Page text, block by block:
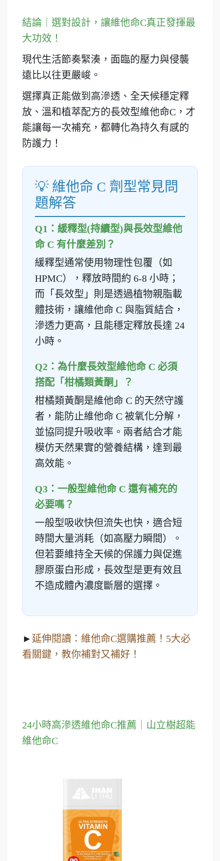
結論｜選對設計，讓維他命C真正發揮最
大功效！
現代生活節奏緊湊，面臨的壓力與侵襲
遠比以往更嚴峻。
選擇真正能做到高滲透、全天候穩定釋
放、溫和植萃配方的長效型維他命C，才
能讓每一次補充，都轉化為持久有感的
防護力！
💡 維他命 C 劑型常見問
題解答
Q1：緩釋型(持續型)與長效型維他
命 C 有什麼差別？
緩釋型通常使用物理性包覆（如
HPMC），釋放時間約 6-8 小時；
而「長效型」則是透過植物親脂載
體技術，讓維他命 C 與脂質結合，
滲透力更高，且能穩定釋放長達 24
小時。
Q2：為什麼長效型維他命 C 必須
搭配「柑橘類黃酮」？
柑橘類黃酮是維他命 C 的天然守護
者，能防止維他命 C 被氧化分解，
並協同提升吸收率。兩者結合才能
模仿天然果實的營養結構，達到最
高效能。
Q3：一般型維他命 C 還有補充的
必要嗎？
一般型吸收快但流失也快，適合短
時間大量消耗（如高壓力瞬間）。
但若要維持全天候的保護力與促進
膠原蛋白形成，長效型是更有效且
不造成體內濃度斷層的選擇。
► 延伸閱讀：維他命C選購推薦！5大必
看關鍵，教你補對又補好！
24小時高滲透維他命C推薦｜山立樹超能
維他命C